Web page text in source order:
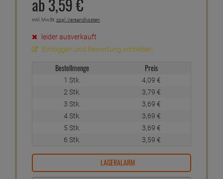
ab 3,59€
inkl. MwSt. zzgl. Versandkosten
leider ausverkauft
Einloggen und Bewertung schreiben
Bestellmenge Preis
1 Stk. 4,09 €
2 Stk.
3,79 €
3 Stk.
3,69 €
4 Stk.
3,69 €
5 Stk.
3,69 €
6 Stk.
3,59 €
LAGERALARM